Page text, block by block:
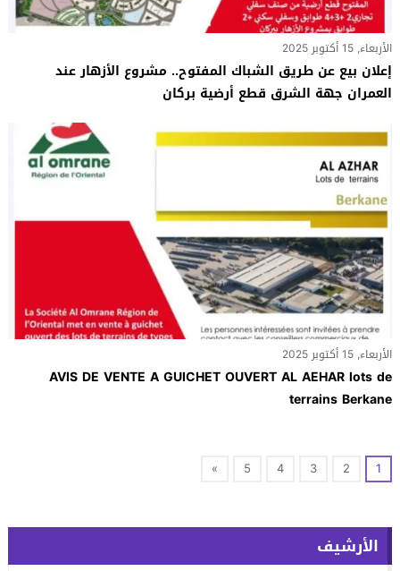
الأربعاء, 15 أكتوبر 2025
إعلان بيع عن طريق الشباك المفتوح.. مشروع الأزهار عند
العمران جهة الشرق قطع أرضية بركان
الأربعاء, 15 أكتوبر 2025
AVIS DE VENTE A GUICHET OUVERT AL AEHAR lots de
terrains Berkane
1
2
3
4
5
»
الأرشيف